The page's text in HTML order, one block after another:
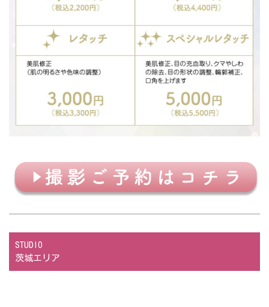
STUDIO
茨城エリア